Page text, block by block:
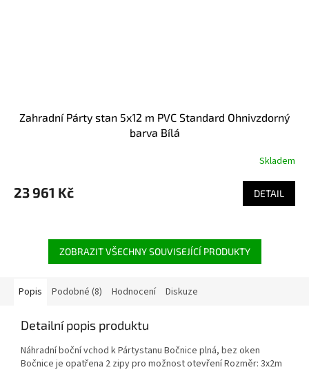
Zahradní Párty stan 5x12 m PVC Standard Ohnivzdorný
barva Bílá
Skladem
23 961 Kč DETAIL
ZOBRAZIT VŠECHNY SOUVISEJÍCÍ PRODUKTY
Popis Podobné (8) Hodnocení Diskuze
Detailní popis produktu
Náhradní boční vchod k Pártystanu Bočnice plná, bez oken
Bočnice je opatřena 2 zipy pro možnost otevření Rozměr: 3x2m